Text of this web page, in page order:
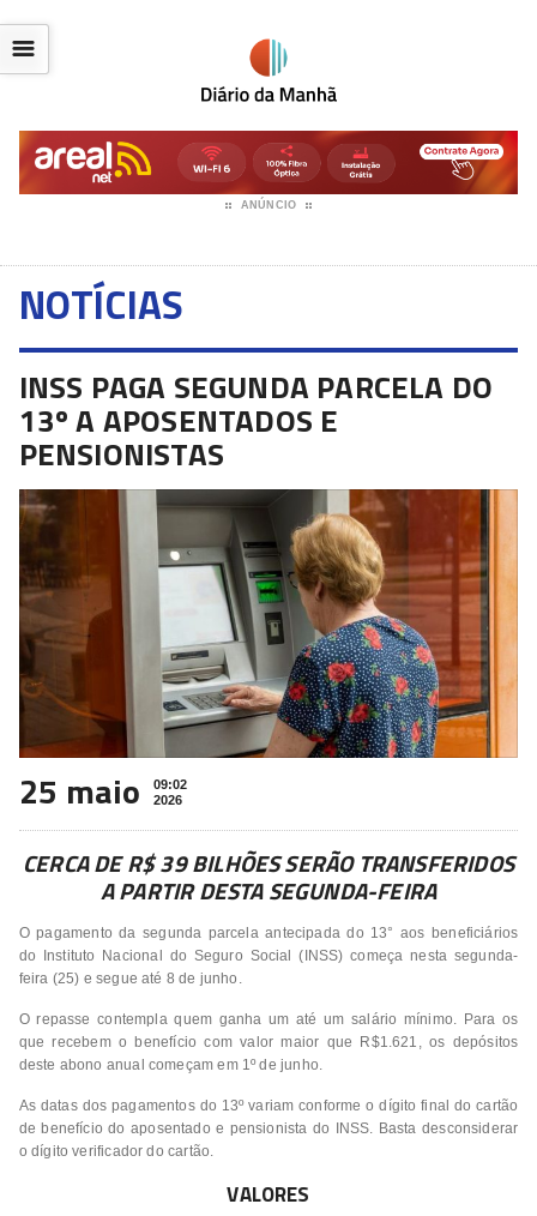
ANÚNCIO
☰
NOTÍCIAS
INSS PAGA SEGUNDA PARCELA DO
13º A APOSENTADOS E
PENSIONISTAS
25 maio
09:02
2026
CERCA DE R$ 39 BILHÕES SERÃO TRANSFERIDOS
A PARTIR DESTA SEGUNDA-FEIRA
O pagamento da segunda parcela antecipada do 13° aos beneficiários
do Instituto Nacional do Seguro Social (INSS) começa nesta segunda-
feira (25) e segue até 8 de junho.
O repasse contempla quem ganha um até um salário mínimo. Para os
que recebem o benefício com valor maior que R$1.621, os depósitos
deste abono anual começam em 1º de junho.
As datas dos pagamentos do 13º variam conforme o dígito final do cartão
de benefício do aposentado e pensionista do INSS. Basta desconsiderar
o dígito verificador do cartão.
VALORES